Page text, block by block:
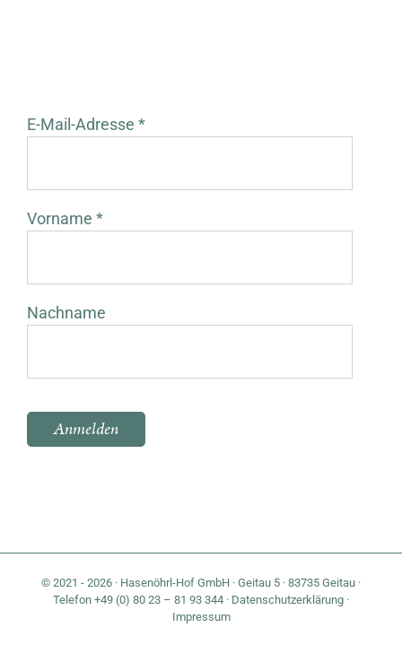
E-Mail-Adresse *
Vorname *
Nachname
Bitte lasse dieses Feld leer.
© 2021 - 2026 · Hasenöhrl-Hof GmbH · Geitau 5 · 83735 Geitau ·
Telefon +49 (0) 80 23 – 81 93 344 · Datenschutzerklärung ·
Impressum